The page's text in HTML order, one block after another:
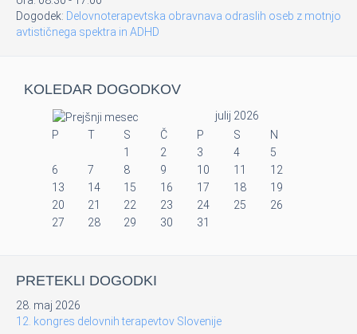
Dogodek: Delovnoterapevtska obravnava odraslih oseb z motnjo
avtističnega spektra in ADHD
KOLEDAR DOGODKOV
julij 2026
P
T S Č P S
N
1
2 3 4
5
6
7 8 9 10 11
12
13
14 15 16 17 18
19
20
21 22 23 24 25
26
27
28 29 30 31
PRETEKLI DOGODKI
28. maj 2026
12. kongres delovnih terapevtov Slovenije